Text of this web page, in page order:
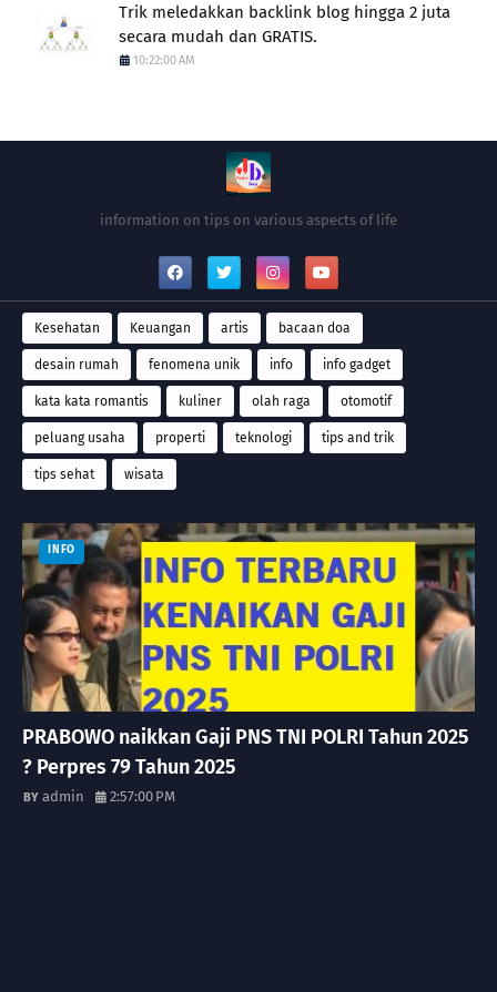
Trik meledakkan backlink blog hingga 2 juta
secara mudah dan GRATIS.
10:22:00 AM
information on tips on various aspects of life
Kesehatan Keuangan artis bacaan doa
desain rumah fenomena unik info info gadget
kata kata romantis kuliner olah raga otomotif
peluang usaha properti teknologi tips and trik
tips sehat wisata
INFO
PRABOWO naikkan Gaji PNS TNI POLRI Tahun 2025
? Perpres 79 Tahun 2025
admin 2:57:00 PM